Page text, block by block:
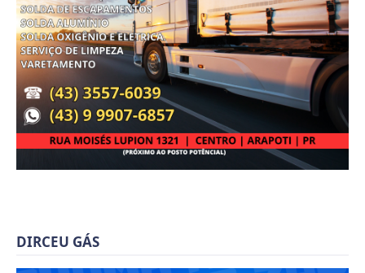
DIRCEU GÁS